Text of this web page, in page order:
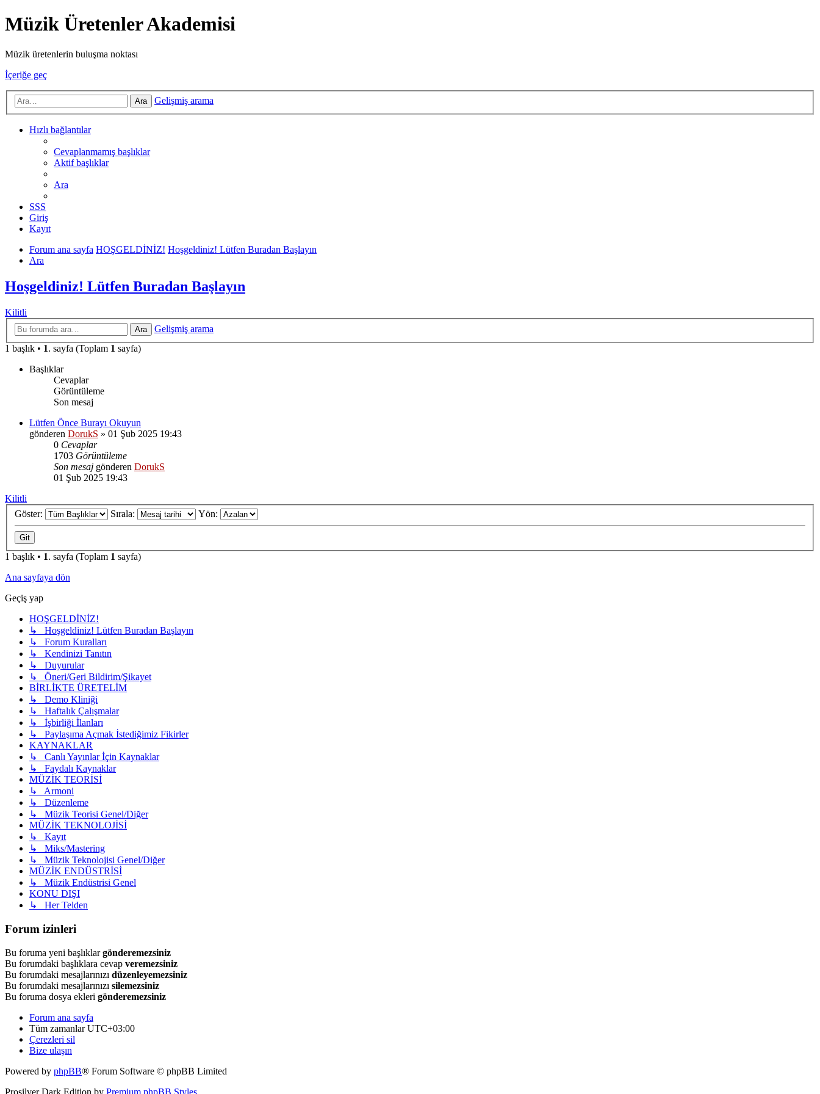
Müzik Üretenler Akademisi
Müzik üretenlerin buluşma noktası
İçeriğe geç
Ara Gelişmiş arama
Hızlı bağlantılar
Cevaplanmamış başlıklar
Aktif başlıklar
Ara
SSS
Giriş
Kayıt
Forum ana sayfa HOŞGELDİNİZ! Hoşgeldiniz! Lütfen Buradan Başlayın
Ara
Hoşgeldiniz! Lütfen Buradan Başlayın
Kilitli
Ara
Gelişmiş arama
1 başlık • 1. sayfa (Toplam 1 sayfa)
Başlıklar
Cevaplar
Görüntüleme
Son mesaj
Lütfen Önce Burayı Okuyun
gönderen DorukS » 01 Şub 2025 19:43
0 Cevaplar
1703 Görüntüleme
Son mesaj gönderen DorukS
01 Şub 2025 19:43
Kilitli
Göster:
Sırala: Yön:
1 başlık • 1. sayfa (Toplam 1 sayfa)
Ana sayfaya dön
Geçiş yap
HOŞGELDİNİZ!
↳ Hoşgeldiniz! Lütfen Buradan Başlayın
↳ Forum Kuralları
↳ Kendinizi Tanıtın
↳ Duyurular
↳ Öneri/Geri Bildirim/Şikayet
BİRLİKTE ÜRETELİM
↳ Demo Kliniği
↳ Haftalık Çalışmalar
↳ İşbirliği İlanları
↳ Paylaşıma Açmak İstediğimiz Fikirler
KAYNAKLAR
↳ Canlı Yayınlar İçin Kaynaklar
↳ Faydalı Kaynaklar
MÜZİK TEORİSİ
↳ Armoni
↳ Düzenleme
↳ Müzik Teorisi Genel/Diğer
MÜZİK TEKNOLOJİSİ
↳ Kayıt
↳ Miks/Mastering
↳ Müzik Teknolojisi Genel/Diğer
MÜZİK ENDÜSTRİSİ
↳ Müzik Endüstrisi Genel
KONU DIŞI
↳ Her Telden
Forum izinleri
Bu foruma yeni başlıklargönderemezsiniz
Bu forumdaki başlıklara cevap veremezsiniz
Bu forumdaki mesajlarınızı düzenleyemezsiniz
Bu forumdaki mesajlarınızı silemezsiniz
Bu foruma dosya ekleri gönderemezsiniz
Forum ana sayfa
Tüm zamanlarUTC+03:00
Çerezleri sil
Bize ulaşın
Powered by phpBB® Forum Software © phpBB Limited
Prosilver Dark Edition by Premium phpBB Styles